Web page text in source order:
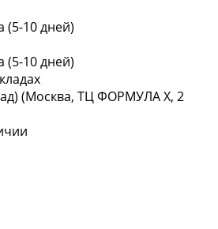
(5-10 дней)
(5-10 дней)
(Москва, ТЦ ФОРМУЛА Х, 2